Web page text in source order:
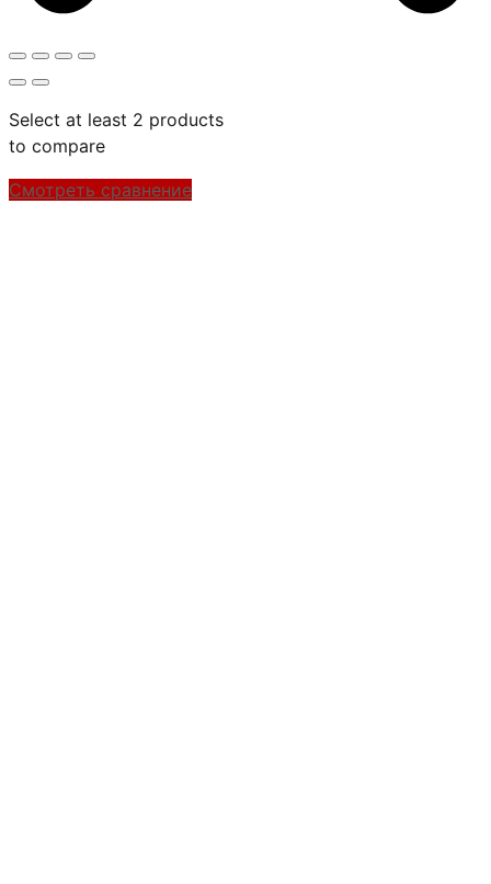
Select at least 2 products
to compare
Смотреть сравнение